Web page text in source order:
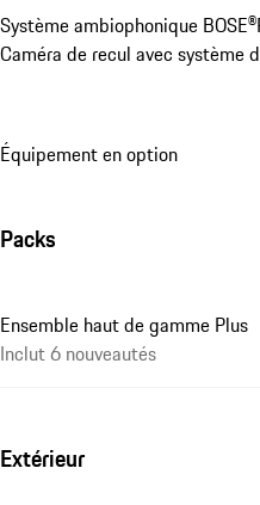
Système ambiophonique BOSE®
Caméra de recul avec système
Équipement en option
Packs
Ensemble haut de gamme Plus
Inclut 6 nouveautés
Extérieur